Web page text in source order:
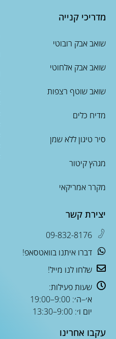
מדריכי קנייה
שואב אבק רובוטי
שואב אבק אלחוטי
שואב שוטף רצפות
מדיח כלים
סיר טיגון ללא שמן
מגהץ קיטור
מקרר אמריקאי
יצירת קשר
09-832-8176
דברו איתנו בוואטסאפ!
שלחו לנו מייל!
שעות פעילות:
א׳–ה׳: 9:00–19:00
יום ו׳: 9:00–13:30
עקבו אחרינו